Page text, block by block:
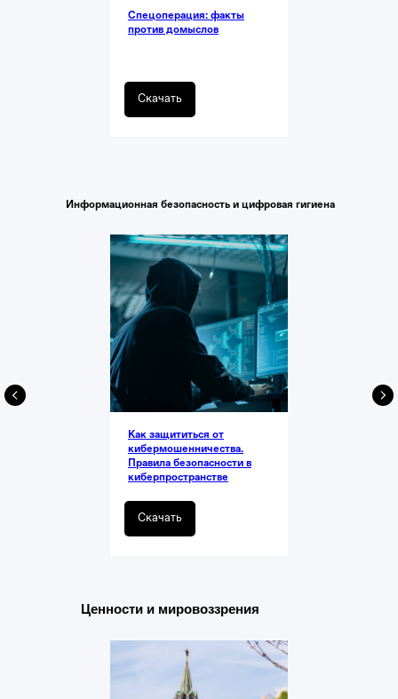
Спецоперация: факты
против домыслов
Скачать
Информационная безопасность и цифровая гигиена
Как защититься от
кибермошенничества.
Правила безопасности в
киберпространстве
Скачать
Ценности и мировоззрения